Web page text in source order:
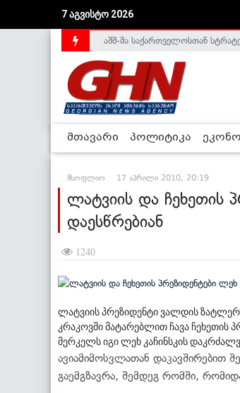
7 აგვისტო 2026
საქართველოს დე-ფაქტო
აშშ-მა საქართველოსთან
მთავარი პოლიტიკა
მსოფლიო 17 აპრილი 2010, 20:19
ლატვიის და ჩეხეთის
დაესწრებიან
1240
ლატვიის პრეზიდენტი ვალდის
კრაკოვში მატარებლით ჩავა ჩეხეთის
მერკელს იგი ლეხ კაჩინსკის
ავიამიმოსვლათან დაკავშირებით
გაემგზავრა, შემდეგ რომში,